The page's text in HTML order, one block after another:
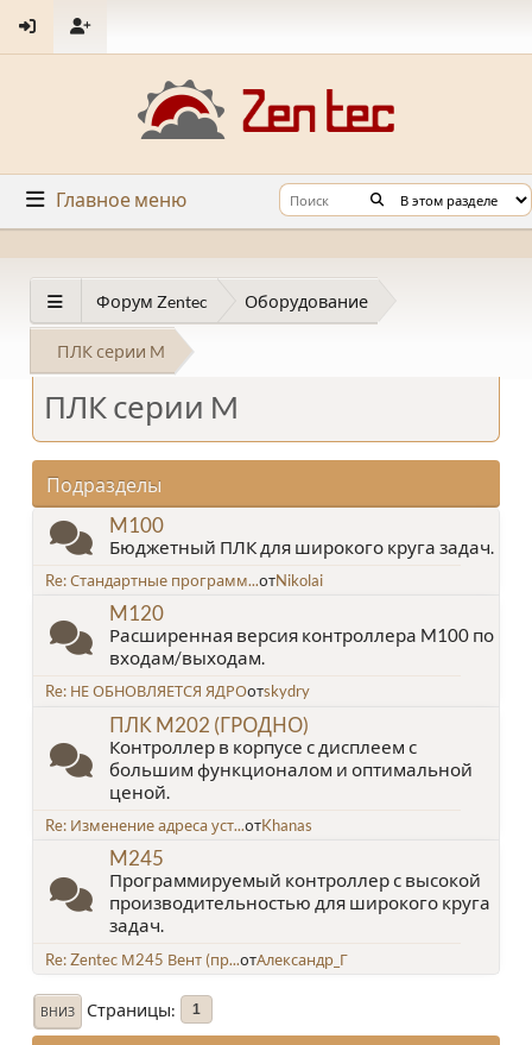
Главное меню
Форум Zentec Оборудование
ПЛК серии M
ПЛК серии M
Подразделы
M100
Бюджетный ПЛК для широкого круга задач.
Re: Стандартные программ...отNikolai
M120
Расширенная версия контроллера M100 по
входам/выходам.
Re: НЕ ОБНОВЛЯЕТСЯ ЯДРОотskydry
ПЛК M202 (ГРОДНО)
Контроллер в корпусе с дисплеем с
большим функционалом и оптимальной
ценой.
Re: Изменение адреса уст...отKhanas
M245
Программируемый контроллер с высокой
производительностью для широкого круга
задач.
Re: Zentec М245 Вент (пр...отАлександр_Г
ВНИЗ Страницы 1